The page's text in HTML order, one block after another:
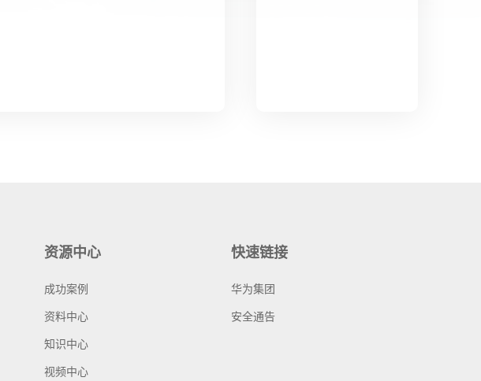
资源中心
成功案例
资料中心
知识中心
视频中心
快速链接
华为集团
安全通告